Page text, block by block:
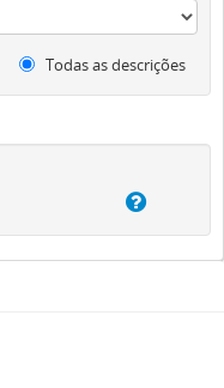
Todas as descrições